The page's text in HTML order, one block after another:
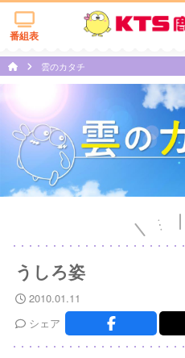
番組表
雲のカタチ
うしろ姿
2010.01.11
シェア